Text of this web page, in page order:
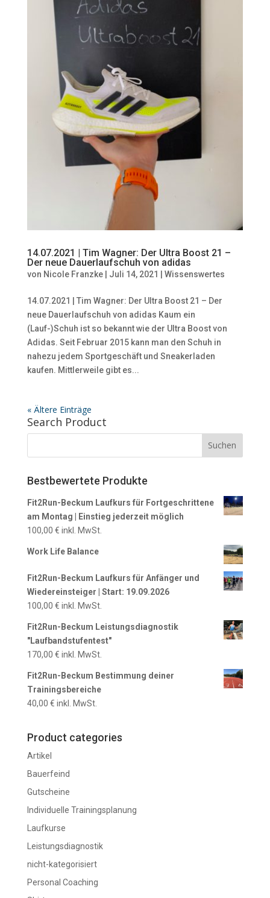
14.07.2021 | Tim Wagner: Der Ultra Boost 21 –
Der neue Dauerlaufschuh von adidas
von Nicole Franzke| Juli 14, 2021 Wissenswertes
14.07.2021 | Tim Wagner: Der Ultra Boost 21 – Der
neue Dauerlaufschuh von adidas Kaum ein
(Lauf-)Schuh ist so bekannt wie der Ultra Boost von
Adidas. Seit Februar 2015 kann man den Schuh in
nahezu jedem Sportgeschäft und Sneakerladen
kaufen. Mittlerweile gibt es...
« Ältere Einträge
Search Product
Bestbewertete Produkte
Fit2Run-Beckum Laufkurs für Fortgeschrittene
am Montag | Einstieg jederzeit möglich
100,00 € inkl. MwSt.
Work Life Balance
Fit2Run-Beckum Laufkurs für Anfänger und
Wiedereinsteiger | Start: 19.09.2026
100,00 € inkl. MwSt.
Fit2Run-Beckum Leistungsdiagnostik
"Laufbandstufentest"
170,00 € inkl. MwSt.
Fit2Run-Beckum Bestimmung deiner
Trainingsbereiche
40,00 € inkl. MwSt.
Product categories
Artikel
Bauerfeind
Gutscheine
Individuelle Trainingsplanung
Laufkurse
Leistungsdiagnostik
nicht-kategorisiert
Personal Coaching